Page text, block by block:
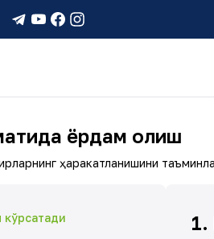
ёрдам олиш
ҳаракатланишини
1.